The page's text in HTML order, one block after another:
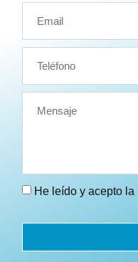
He leído y acepto la